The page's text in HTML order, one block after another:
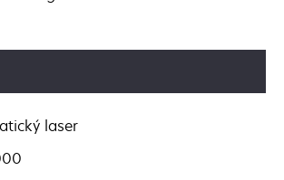
laser